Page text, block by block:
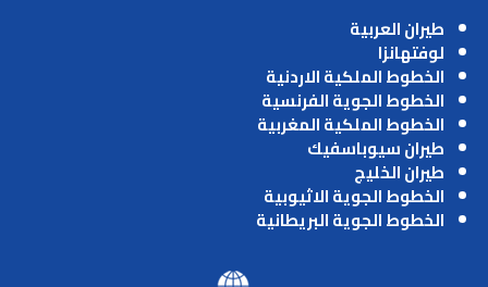
طيران العربية
لوفتهانزا
الخطوط الملكية الاردنية
الخطوط الجوية الفرنسية
الخطوط الملكية المغربية
طيران سيوباسفيك
طيران الخليج
الخطوط الجوية الاثيوبية
الخطوط الجوية البريطانية